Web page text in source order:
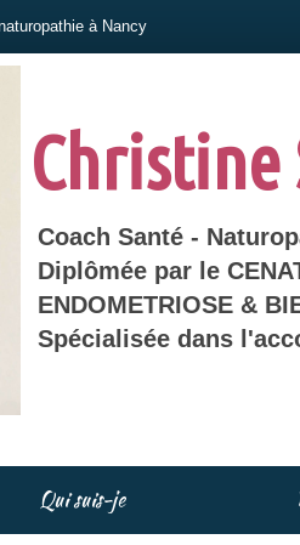
à Nancy
Christine
Coach Santé -
Diplômée par le
ENDOMETRIOSE &
Spécialisée dans
Qui suis-je